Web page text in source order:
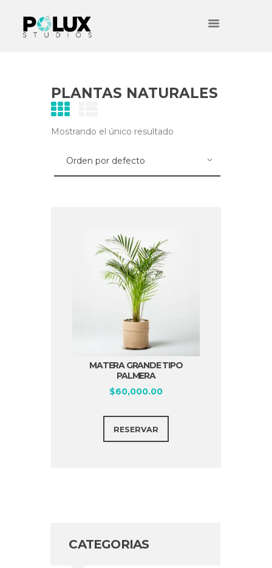
PLANTAS NATURALES
Mostrando el único resultado
MATERA GRANDE TIPO
PALMERA
$60,000.00
RESERVAR
CATEGORIAS